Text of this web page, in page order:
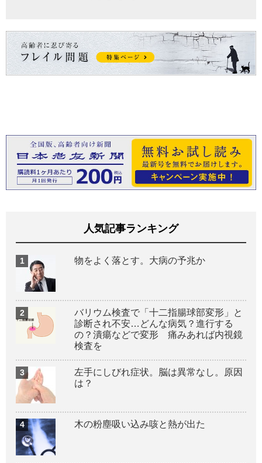
人気記事ランキング
物をよく落とす。大病の予兆か
バリウム検査で「十二指腸球部変形」と
診断され不安…どんな病気？進行する
の？潰瘍などで変形 痛みあれば内視鏡
検査を
左手にしびれ症状。脳は異常なし。原因
は？
木の粉塵吸い込み咳と熱が出た